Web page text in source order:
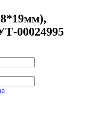
00024995